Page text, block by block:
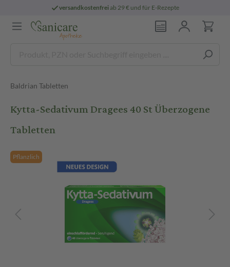
versandkostenfreiab 29 € und für E-Rezepte
Baldrian Tabletten
Kytta-Sedativum Dragees 40 St Überzogene
Tabletten
Pflanzlich